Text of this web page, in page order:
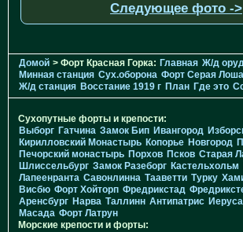
Следующее фото ->
Домой > Форт Красная Горка: Главная Ж/д
Минная станция Cух.оборона Форт Серая
Ж/д станция Восстание 1919 г План Где это
Сухопутные форты и крепости:
Выборг Гатчина Замок Бип Ивангород
Кирилловский Монастырь Копорье Новгород
Печорcкий монастырь Порхов Псков Старая
Шлиссельбург Замок Разеборг Кастельхольм
Лапеенранта Савонлинна Тааветти Турку
Висбю Форт Хойторп Фредрикстад
Аренсбург Нарва Таллинн Антипатрис
Масада Форт Латрун
Морские крепости и форты: